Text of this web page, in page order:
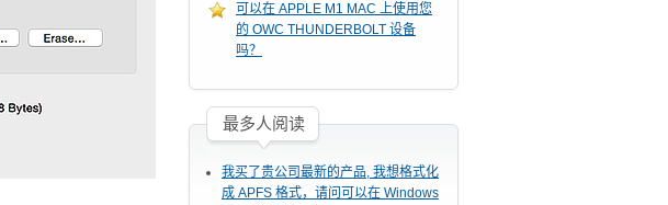
可以在 APPLE M1 MAC 上使用您
的 OWC THUNDERBOLT 设备
吗？
最多人阅读
我买了贵公司最新的产品, 我想格式化
成 APFS 格式，请问可以在 Windows